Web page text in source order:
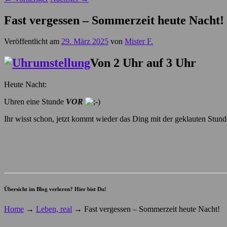
Fast vergessen – Sommerzeit heute Nacht!
Veröffentlicht am 29. März 2025 von Mister F.
Von 2 Uhr auf 3 Uhr
Heute Nacht:
Uhren eine Stunde VOR
Ihr wisst schon, jetzt kommt wieder das Ding mit der geklauten
Übersicht im Blog verloren? Hier bist Du!
Home → Leben, real → Fast vergessen – Sommerzeit heute Nacht!